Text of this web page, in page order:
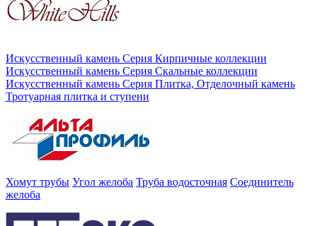
Искусственный камень Серия Кирпичные коллекции
Искусственный камень Серия Скальные коллекции
Искусственный камень Серия Плитка, Отделочный камень
Тротуарная плитка и ступени
Хомут трубы Угол желоба Труба водосточная Соединитель
желоба